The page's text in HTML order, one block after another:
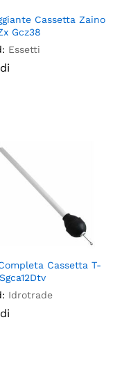
Cassetta Zaino
Gcz38
Essetti
Cassetta T-
Idrotrade